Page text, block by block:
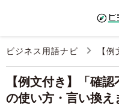
ビジネス用語ナビ 【
【例文付き】「確
の使い方・言い換え